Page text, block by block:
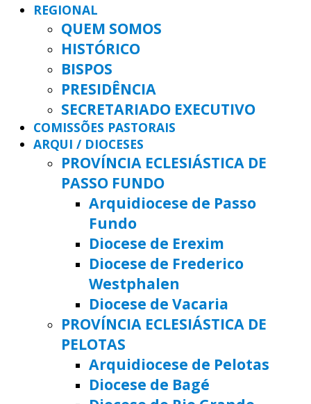
REGIONAL
QUEM SOMOS
HISTÓRICO
BISPOS
PRESIDÊNCIA
SECRETARIADO EXECUTIVO
COMISSÕES PASTORAIS
ARQUI / DIOCESES
PROVÍNCIA ECLESIÁSTICA DE
PASSO FUNDO
Arquidiocese de Passo
Fundo
Diocese de Erexim
Diocese de Frederico
Westphalen
Diocese de Vacaria
PROVÍNCIA ECLESIÁSTICA DE
PELOTAS
Arquidiocese de Pelotas
Diocese de Bagé